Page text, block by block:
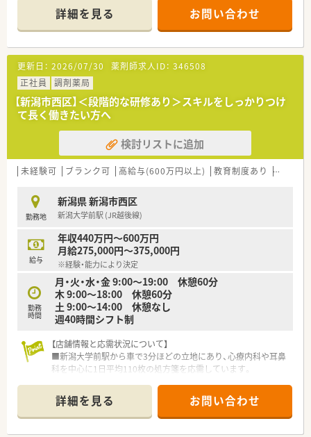
100枚と幅広く応需しています。
■薬剤師は常勤とパート合わせて8名体制で配置されており、安
心して業務に取り組めます。
【募集背景と求める人物像について】
■体制強化に伴う増員募集を行っており、長期的に勤務できる方
を積極的に歓迎しています。
■調剤経験をお持ちの20代から30代の方を中心に、意欲的な人
材を広く求めています。
■チームワークを大切にし、患者様やスタッフと円滑なコミュニ
ケーションが取れる方が理想です。
【勤務実態について】
■平日は17時半までの勤務が基本となっており、終業後の時間
■残業時間は1分単位で計算され支給されるため、サービス残業
の心配がなく安心して働けます。
■近隣店舗との連携体制が整っており、急な休みが必要な際も柔
軟に対応することが可能です。
【想定されるキャリアイメージ】
■段階的な研修制度が整備されており、経験に応じたスキルアッ
プを着実に図ることができます。
■認定薬剤師などの資格取得支援が充実しており、専門性を高め
たい方を会社が応援しています。
■現場での経験を積んだ後は、管理薬剤師や店舗開発などへのキ
詳細を見る お問い合わせ
更新日： 2026/07/30 薬剤師求人ID： 346508
正社員
調剤薬局
【新潟市西区】＜段階的な研修あり＞スキルをしっかりつけ
て長く働きたい方へ
検討リストに追加
未経験可 ブランク可 高給与(600万円以上) 教育制度あり 大手チ
勤務地
新潟県 新潟市西区
新潟大学前駅 (JR越後線)
給与
年収440万円～600万円
月給275,000円～375,000円
※経験・能力により決定
勤務
時間
月・火・水・金 9:00〜19:00 休憩60分
木 9:00〜18:00 休憩60分
土 9:00〜14:00 休憩なし
週40時間シフト制
【店舗情報と応需状況について】
■新潟大学前駅から車で3分ほどの立地にあり、心療内科や耳鼻
科を中心に1日平均110枚の処方箋を応需しています。
ることで幅広い薬学知識を深められる職場環境です。
■地域の医療機関と密接に連携しており、外来対応だけでなく在
宅業務にも注力して取り組んでいるのが特徴です。
詳細を見る お問い合わせ